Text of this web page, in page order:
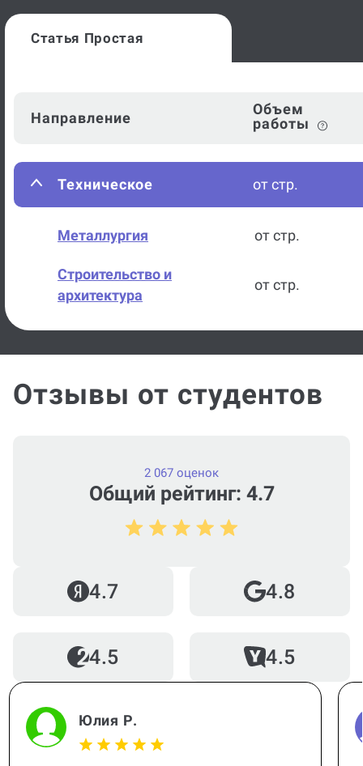
Статья Простая
Направление
Объем
работы
Техническое от стр.
Металлургия от стр.
Строительство и
архитектура
от стр.
Отзывы от студентов
Общий рейтинг: 4.7
2 067 оценок
4.7 4.8
4.5 4.5
Юлия Р.